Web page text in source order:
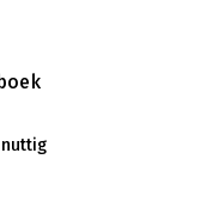
nuttig